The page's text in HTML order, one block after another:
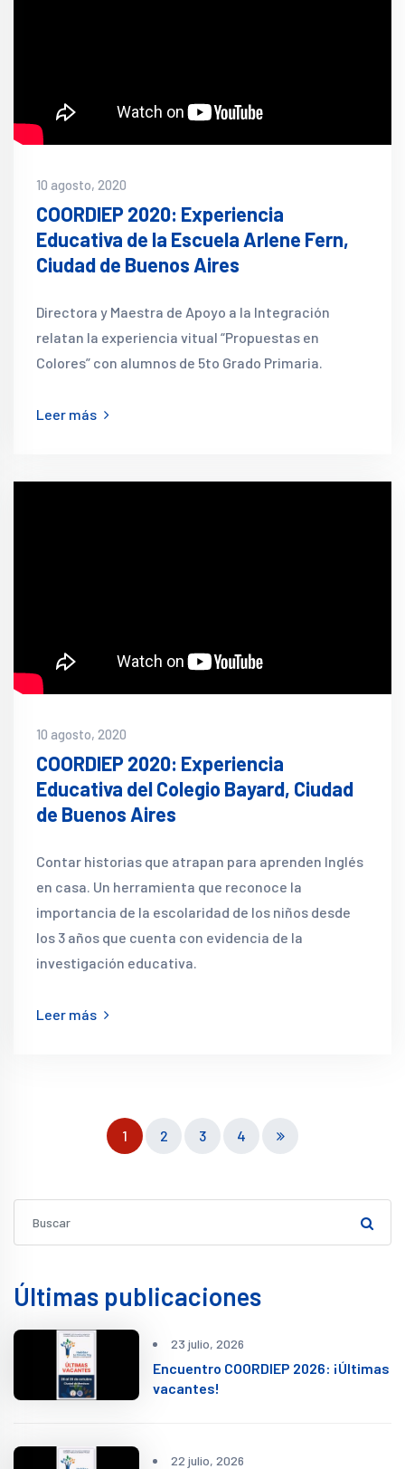
10 agosto, 2020
COORDIEP 2020: Experiencia
Educativa de la Escuela Arlene Fern,
Ciudad de Buenos Aires
Directora y Maestra de Apoyo a la Integración
relatan la experiencia vitual “Propuestas en
Colores” con alumnos de 5to Grado Primaria.
Leer más
10 agosto, 2020
COORDIEP 2020: Experiencia
Educativa del Colegio Bayard, Ciudad
de Buenos Aires
Contar historias que atrapan para aprenden Inglés
en casa. Un herramienta que reconoce la
importancia de la escolaridad de los niños desde
los 3 años que cuenta con evidencia de la
investigación educativa.
Leer más
1 2 3 4
Últimas publicaciones
23 julio, 2026
Encuentro COORDIEP 2026: ¡Últimas
vacantes!
22 julio, 2026